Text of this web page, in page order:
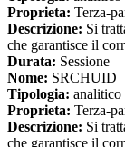
Proprieta: Terza-
Descrizione: Si
che garantisce il
Durata: Sessione
Nome: SRCHUID
Tipologia: analitico
Proprieta: Terza-
Descrizione: Si
che garantisce il